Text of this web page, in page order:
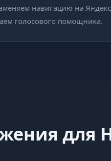
навигацию на
голосового помощника.
для